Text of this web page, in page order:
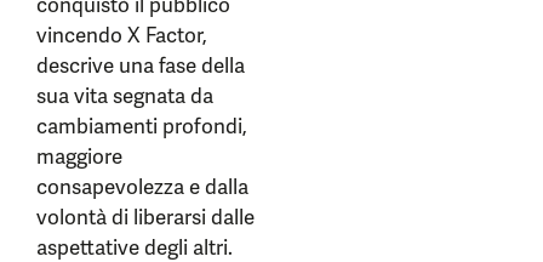
vincendo X Factor,
descrive una fase della
sua vita segnata da
cambiamenti profondi,
maggiore
consapevolezza e dalla
volontà di liberarsi dalle
aspettative degli altri.